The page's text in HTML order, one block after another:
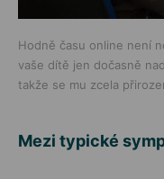
Hodně času online není
vaše dítě jen dočasně
takže se mu zcela
Mezi typické